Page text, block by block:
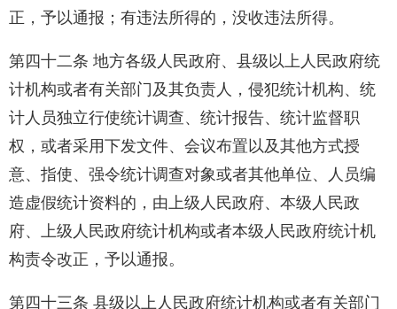
正，予以通报；有违法所得的，没收违法所得。
第四十二条 地方各级人民政府、县级以上人民政府统
计机构或者有关部门及其负责人，侵犯统计机构、统
计人员独立行使统计调查、统计报告、统计监督职
权，或者采用下发文件、会议布置以及其他方式授
意、指使、强令统计调查对象或者其他单位、人员编
造虚假统计资料的，由上级人民政府、本级人民政
府、上级人民政府统计机构或者本级人民政府统计机
构责令改正，予以通报。
第四十三条 县级以上人民政府统计机构或者有关部门